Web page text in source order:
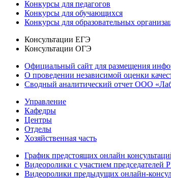
Конкурсы для педагогов
Конкурсы для обучающихся
Конкурсы для образовательных
Консультации ЕГЭ
Консультации ОГЭ
Официальный сайт для размещения
О проведении независимой оценки
Сводный аналитический отчет ООО
Управление
Кафедры
Центры
Отделы
Хозяйственная часть
График предстоящих онлайн
Видеоролики с участием
Видеоролики предыдущих онлайн-